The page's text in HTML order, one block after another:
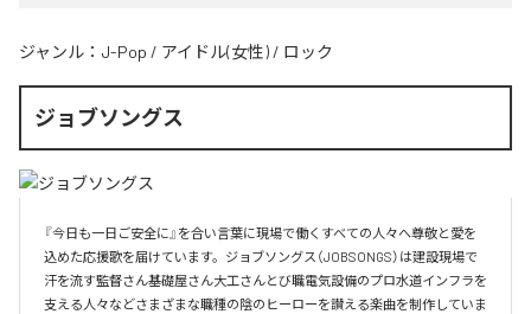
ジャンル： J-Pop / アイドル(女性) / ロック
ジョブソングス
『今日も一日ご安全に』を合い言葉に現場で働くすべての人々へ尊敬と愛を
込めた応援歌を届けています。ジョブソングス（JOBSONGS）は建設現場で
汗を流す監督さん基礎屋さん大工さんとび職電気設備のプロ水道インフラを
支える人々などさまざまな職種の陰のヒーローを讃える楽曲を制作していま